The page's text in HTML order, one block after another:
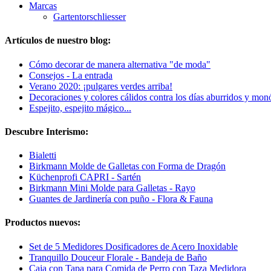
Marcas
Gartentorschliesser
Artículos de nuestro blog:
Cómo decorar de manera alternativa "de moda"
Consejos - La entrada
Verano 2020: ¡pulgares verdes arriba!
Decoraciones y colores cálidos contra los días aburridos y
Espejito, espejito mágico...
Descubre Interismo:
Bialetti
Birkmann Molde de Galletas con Forma de Dragón
Küchenprofi CAPRI - Sartén
Birkmann Mini Molde para Galletas - Rayo
Guantes de Jardinería con puño - Flora & Fauna
Productos nuevos:
Set de 5 Medidores Dosificadores de Acero Inoxidable
Tranquillo Douceur Florale - Bandeja de Baño
Caja con Tapa para Comida de Perro con Taza Medidora